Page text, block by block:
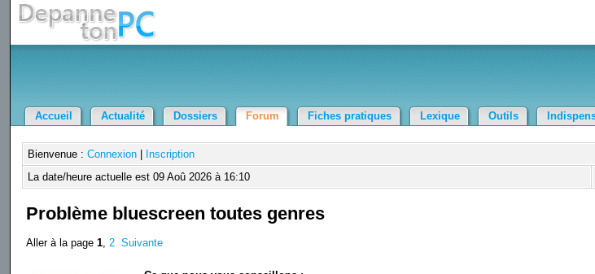
Accueil Actualité Dossiers Forum Fiches pratiques Lexique Outils
Bienvenue : Connexion|
Inscription
La date/heure actuelle est 09 Aoû 2026 à 16:10
Problème bluescreen toutes genres
Aller à la page 1, 2 Suivante